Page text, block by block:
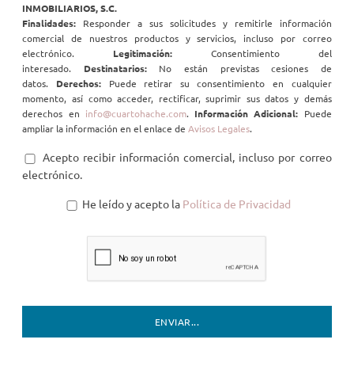
INMOBILIARIOS, S.C.
Finalidades: Responder a sus solicitudes y remitirle información
comercial de nuestros productos y servicios, incluso por correo
electrónico. Legitimación: Consentimiento del
interesado. Destinatarios:No están previstas cesiones de
datos. Derechos: Puede retirar su consentimiento en cualquier
momento, así como acceder, rectificar, suprimir sus datos y demás
derechos en info@cuartohache.com. Información Adicional: Puede
ampliar la información en el enlace deAvisos Legales.
Acepto recibir información comercial, incluso por correo
electrónico.
He leído y acepto la Política de Privacidad